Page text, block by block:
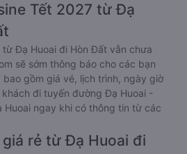
Tết 2027 từ Đạ
từ Đạ Huoai đi Hòn Đất vẫn chưa
sẽ sớm thông báo cho các bạn
gồm giá vé, lịch trình, ngày giờ
đi tuyến đường Đạ Huoai -
ngay khi có thông tin từ các
rẻ từ Đạ Huoai đi